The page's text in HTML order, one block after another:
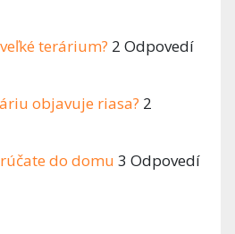
terárium? 2 Odpovedí
objavuje riasa? 2
do domu 3 Odpovedí